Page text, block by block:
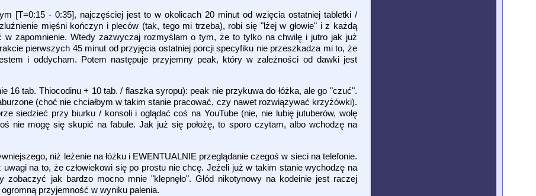
[T=0:15 - 0:35], najczęściej jest to w okolicach 20 minut od wzięcia ostatniej tabletki /
mięśni kończyn i pleców (tak, tego mi trzeba), robi się "lżej w głowie" i z każdą
w zapomnienie. Wtedy zazwyczaj rozmyślam o tym, że to tylko na chwilę i jutro jak już
pierwszych 45 minut od przyjęcia ostatniej porcji specyfiku nie przeszkadza mi to, że
i oddycham. Potem następuje przyjemny peak, który w zależności od dawki jest
16 tab. Thiocodinu + 10 tab. / flaszka syropu): peak nie przykuwa do łóżka, ale go "czuć".
(choć nie chciałbym w takim stanie pracować, czy nawet rozwiązywać krzyżówki).
siedzieć przy biurku / konsoli i oglądać coś na YouTube (nie, nie lubię jutuberów, wolę
nie mogę się skupić na fabule. Jak już się położę, to sporo czytam, albo wchodzę na
niż leżenie na łóżku i EWENTUALNIE przeglądanie czegoś w sieci na telefonie.
na to, że człowiekowi się po prostu nie chcę. Jeżeli już w takim stanie wychodzę na
jak bardzo mocno mnie "klepnęło". Głód nikotynowy na kodeinie jest raczej
przyjemność w wyniku palenia.